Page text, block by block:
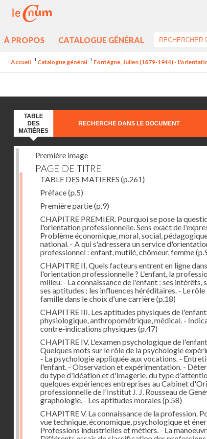
À PROPOS CATALOGUE GÉNÉRAL
Accueil Catalogue général Fontègne, Julien (1879-1944) -
TABLE
DES
MATIÈRES
RECHERCHE DANS LE DOCUMENT
Première image
PAGE DE TITRE
TABLE DES MATIERES (p.261)
Préface(p.5)
Première partie(p.9)
CHAPITRE PREMIER. Pourquoi se pose la
l'orientation professionnelle. Sens exact de
Problème économique, moral, social,
national. - A qui s'adressera un service
professionnel : enfant, mutilé, chômeur, femme
CHAPITRE II. Quels facteurs entrent en ligne dans
l'orientation professionnelle ? L'enfant, la
milieu. - La connaissance de l'enfant : ses intérêts,
ses aptitudes ; les influences héréditaires. - Le rôle
famille dans le choix d'une carrière(p.18)
CHAPITRE III. Les aptitudes physiques de
physiologique, anthropométrique, médical. -
contre-indications physiques (p.47)
CHAPITRE IV. L'examen psychologique de
Quelques mots sur le rôle de la psychologie
- La psychologie appliquée aux vocations. -
l'enfant. - Observation et expérimentation. -
du type d'idéation et d'imagerie, du type
quelques expériences entreprises au Cabinet
professionnelle de l'Institut J. J. Rousseau de
graphologie. - Les aptitudes morales (p.58)
CHAPITRE V. La connaissance de la profession.
vue technique, économique, psychologique et
Professions industrielles et métiers. - La